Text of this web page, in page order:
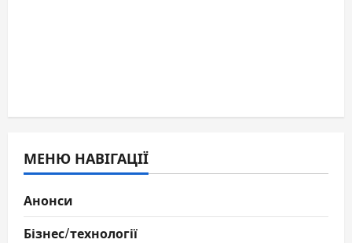
МЕНЮ НАВІГАЦІЇ
Анонси
Бізнес/технології